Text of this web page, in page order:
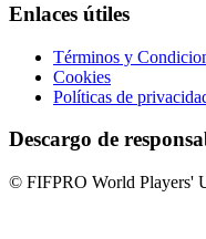
Enlaces útiles
Términos y
Cookies
Políticas de
Descargo de
© FIFPRO World Players'